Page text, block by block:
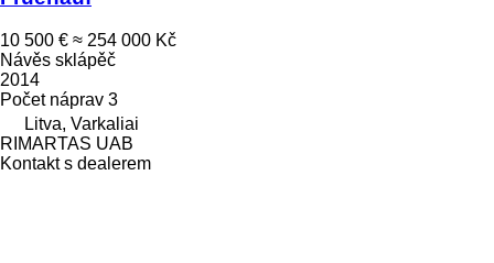
10 500 € ≈ 254 000 Kč
Návěs sklápěč
2014
Počet náprav 3
Litva, Varkaliai
RIMARTAS UAB
Kontakt s dealerem